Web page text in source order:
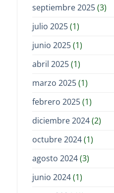
septiembre 2025(3)
julio 2025(1)
junio 2025(1)
abril 2025(1)
marzo 2025(1)
febrero 2025(1)
diciembre 2024(2)
octubre 2024(1)
agosto 2024(3)
junio 2024(1)